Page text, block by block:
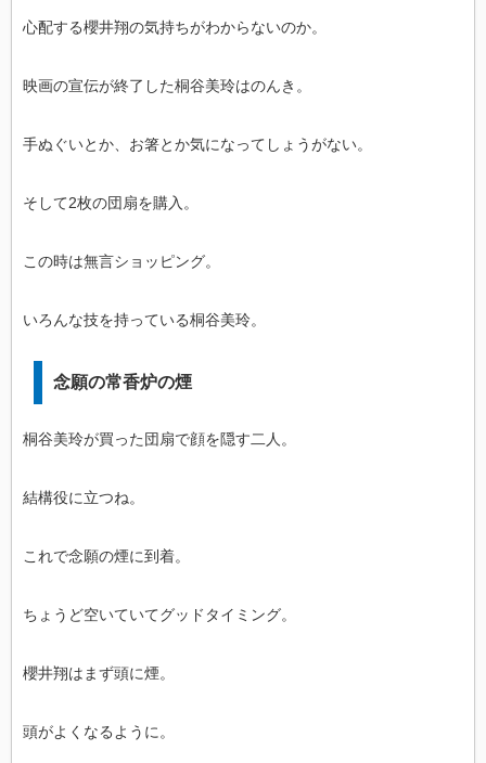
心配する櫻井翔の気持ちがわからないのか。
映画の宣伝が終了した桐谷美玲はのんき。
手ぬぐいとか、お箸とか気になってしょうがない。
そして2枚の団扇を購入。
この時は無言ショッピング。
いろんな技を持っている桐谷美玲。
念願の常香炉の煙
桐谷美玲が買った団扇で顔を隠す二人。
結構役に立つね。
これで念願の煙に到着。
ちょうど空いていてグッドタイミング。
櫻井翔はまず頭に煙。
頭がよくなるように。